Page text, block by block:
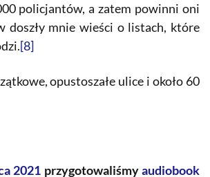
policjantów, a zatem powinni oni
doszły mnie wieści o listach, które
[8]
opustoszałe ulice i około 60
2021 przygotowaliśmyaudiobook